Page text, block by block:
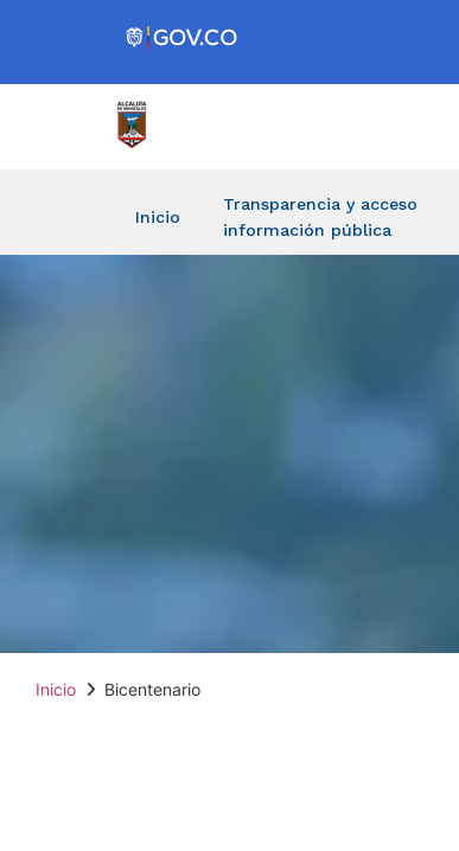
Inicio
Transparencia y acceso
información pública
Inicio Bicentenario